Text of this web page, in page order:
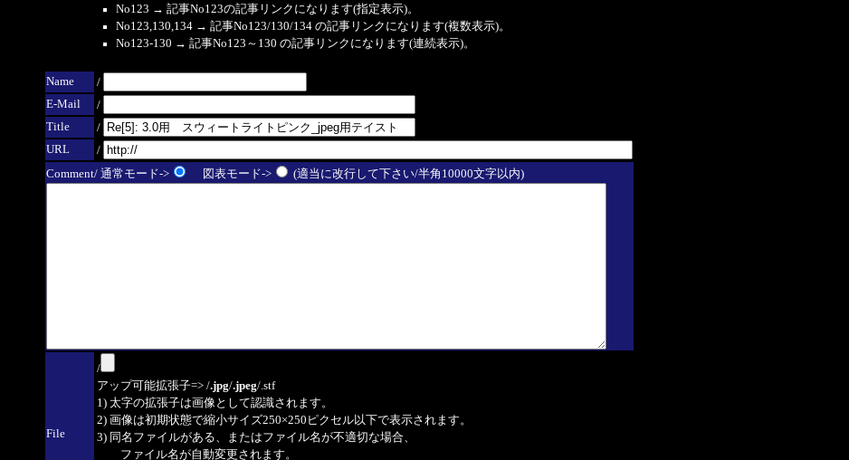
No123 → 記事No123の記事リンクになります(指定表示)。
No123,130,134 → 記事No123/130/134 の記事リンクになります(複数表示)。
No123-130 → 記事No123～130 の記事リンクになります(連続表示)。
Name
/
E-Mail
/
Title
/
URL
/
Comment/ 通常モード->
図表モード-> (適当に改行して下さい/半角10000文字以内)
File
/
アップ可能拡張子=> /.jpg/.jpeg/.stf
1) 太字の拡張子は画像として認識されます。
2) 画像は初期状態で縮小サイズ250×250ピクセル以下で表示されます。
3) 同名ファイルがある、またはファイル名が不適切な場合、
ファイル名が自動変更されます。